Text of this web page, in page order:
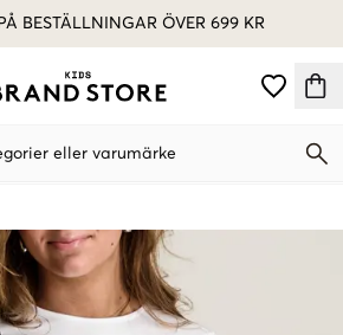
PÅ BESTÄLLNINGAR ÖVER 699 KR
eller varumärke